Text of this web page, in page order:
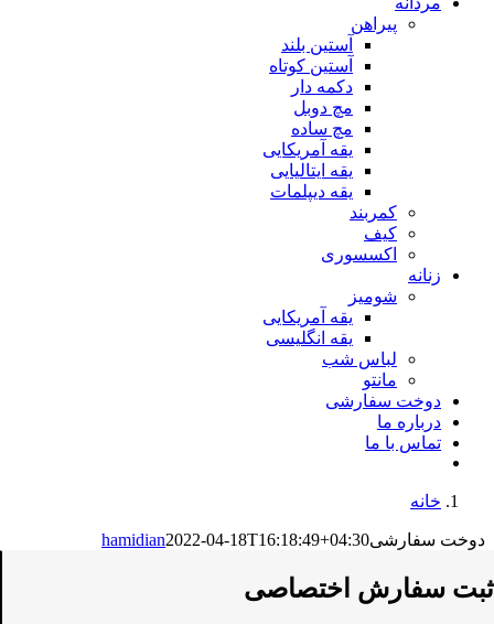
پیراهن
آستین بلند
آستین کوتاه
دکمه دار
مچ دوبل
مچ ساده
یقه آمریکایی
یقه ایتالیایی
یقه دیپلمات
کمربند
کیف
اکسسوری
زنانه
شومیز
یقه آمریکایی
یقه انگلیسی
لباس شب
مانتو
دوخت سفارشی
درباره ما
تماس با ما
خانه
دوخت سفارشی hamidian2022-04-18T16:18:49+04:30
ثبت سفارش اختصاصی